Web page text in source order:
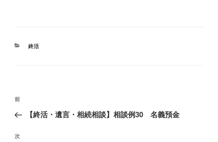
カ
終活
投
ビ
過
去
投
前
【終活・遺言・相続相談】相談例30 名義預金
次
次